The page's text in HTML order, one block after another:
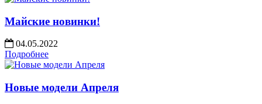
Майские новинки!
04.05.2022
Подробнее
Новые модели Апреля